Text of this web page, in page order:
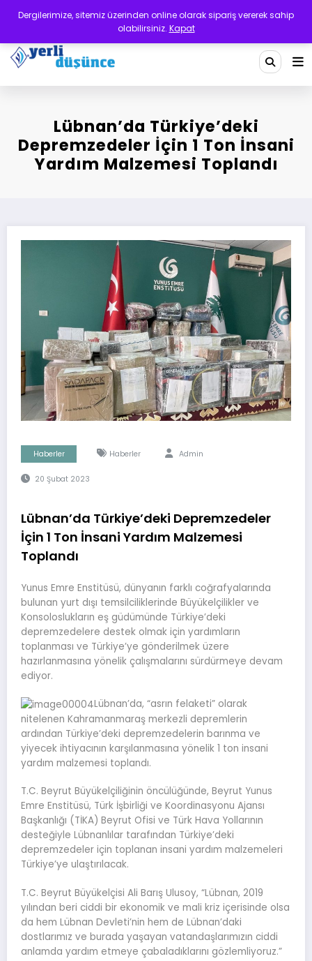
Dergilerimize, sitemiz üzerinden online olarak sipariş vererek sahip
olabilirsiniz. Kapat
Yerli Düşünce Dergisi
Lübnan’da Türkiye’deki
Depremzedeler İçin 1 Ton İnsani
Yardım Malzemesi Toplandı
Haberler Haberler Admin
20 Şubat 2023
Lübnan’da Türkiye’deki Depremzedeler
İçin 1 Ton İnsani Yardım Malzemesi
Toplandı
Yunus Emre Enstitüsü, dünyanın farklı coğrafyalarında
bulunan yurt dışı temsilciliklerinde Büyükelçilikler ve
Konsoloslukların eş güdümünde Türkiye’deki
depremzedelere destek olmak için yardımların
toplanması ve Türkiye’ye gönderilmek üzere
hazırlanmasına yönelik çalışmalarını sürdürmeye devam
ediyor.
Lübnan’da, “asrın felaketi” olarak
nitelenen Kahramanmaraş merkezli depremlerin
ardından Türkiye’deki depremzedelerin barınma ve
yiyecek ihtiyacının karşılanmasına yönelik 1 ton insani
yardım malzemesi toplandı.
T.C. Beyrut Büyükelçiliğinin öncülüğünde, Beyrut Yunus
Emre Enstitüsü, Türk İşbirliği ve Koordinasyonu Ajansı
Başkanlığı (TİKA) Beyrut Ofisi ve Türk Hava Yollarının
desteğiyle Lübnanlılar tarafından Türkiye’deki
depremzedeler için toplanan insani yardım malzemeleri
Türkiye’ye ulaştırılacak.
T.C. Beyrut Büyükelçisi Ali Barış Ulusoy, “Lübnan, 2019
yılından beri ciddi bir ekonomik ve mali kriz içerisinde olsa
da hem Lübnan Devleti’nin hem de Lübnan’daki
dostlarımız ve burada yaşayan vatandaşlarımızın ciddi
anlamda yardım etmeye çabaladıklarını gözlemliyoruz.”